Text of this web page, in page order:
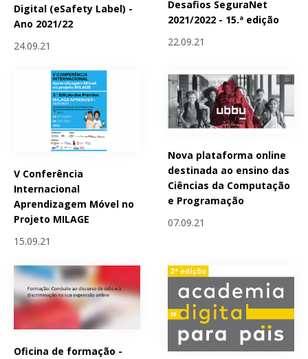
Digital (eSafety Label) -
Ano 2021/22
24.09.21
Desafios SeguraNet
2021/2022 - 15.ª edição
22.09.21
V Conferência
Internacional
Aprendizagem Móvel no
Projeto MILAGE
15.09.21
Nova plataforma online
destinada ao ensino das
Ciências da Computação
e Programação
07.09.21
Oficina de formação -